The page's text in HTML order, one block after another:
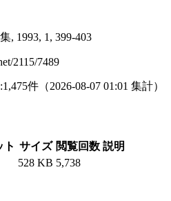
, 1993, 1, 399-403
2115/7489
1,475件 （2026-08-07 01:01 集計）
ト サイズ 閲覧回数 説明
528 KB 5,738